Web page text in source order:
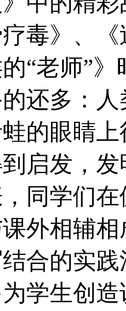
疗毒》、
“老师”
还多：
的眼睛
到启发，
同学们
外相辅相
合的实
学生创